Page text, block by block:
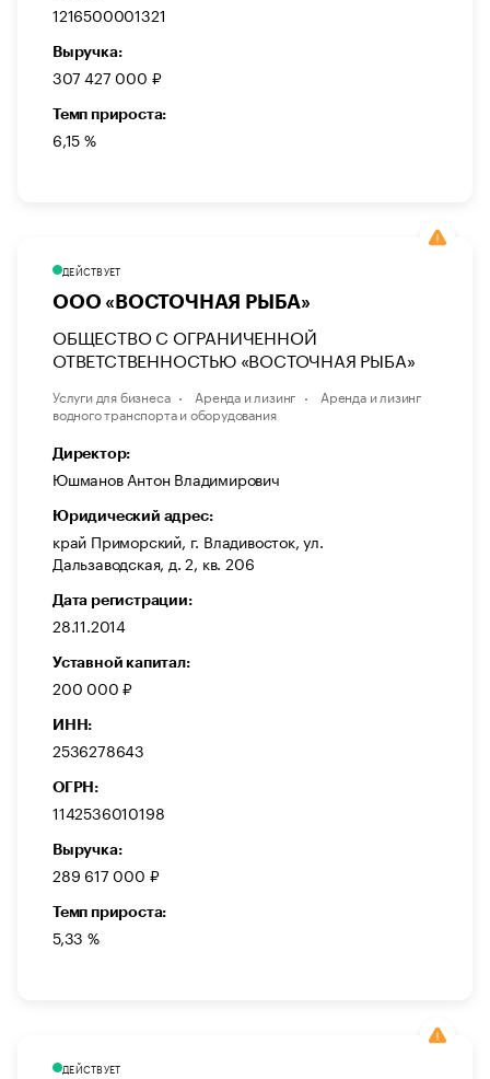
1216500001321
Выручка:
307 427 000 ₽
Темп прироста:
6,15 %
ДЕЙСТВУЕТ
ООО «ВОСТОЧНАЯ РЫБА»
ОБЩЕСТВО С ОГРАНИЧЕННОЙ
ОТВЕТСТВЕННОСТЬЮ «ВОСТОЧНАЯ РЫБА»
Услуги для бизнеса Аренда и лизинг
Аренда и лизинг
водного транспорта и оборудования
Директор:
Юшманов Антон Владимирович
Юридический адрес:
край Приморский, г. Владивосток, ул.
Дальзаводская, д. 2, кв. 206
Дата регистрации:
28.11.2014
Уставной капитал:
200 000 ₽
ИНН:
2536278643
ОГРН:
1142536010198
Выручка:
289 617 000 ₽
Темп прироста:
5,33 %
ДЕЙСТВУЕТ